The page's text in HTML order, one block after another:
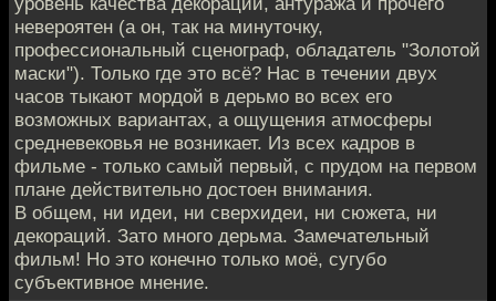
невероятен (а он, так на минуточку,
профессиональный сценограф, обладатель "Золотой
маски"). Только где это всё? Нас в течении двух
часов тыкают мордой в дерьмо во всех его
возможных вариантах, а ощущения атмосферы
средневековья не возникает. Из всех кадров в
фильме - только самый первый, с прудом на первом
плане действительно достоен внимания.
В общем, ни идеи, ни сверхидеи, ни сюжета, ни
декораций. Зато много дерьма. Замечательный
фильм! Но это конечно только моё, сугубо
субъективное мнение.